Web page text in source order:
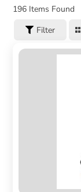
196 Items Found
Filter